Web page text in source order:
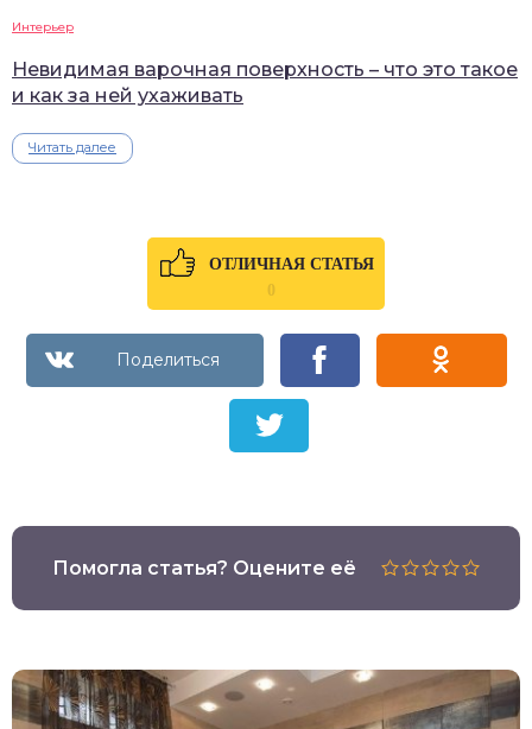
Интерьер
Невидимая варочная поверхность – что это такое
и как за ней ухаживать
Читать далее
ОТЛИЧНАЯ СТАТЬЯ
0
Помогла статья? Оцените её